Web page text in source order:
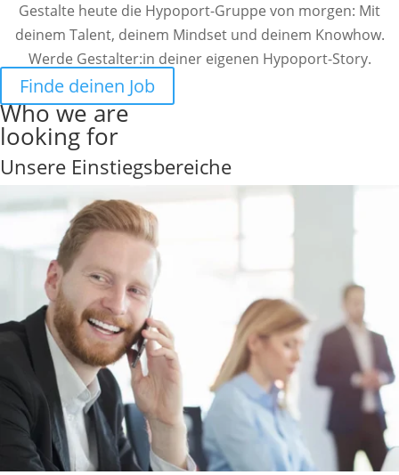
Gestalte heute die Hypoport-Gruppe von morgen: Mit
deinem Talent, deinem Mindset und deinem Knowhow.
Werde Gestalter:in deiner eigenen Hypoport-Story.
Finde deinen Job
Who we are
looking for
Unsere Einstiegsbereiche